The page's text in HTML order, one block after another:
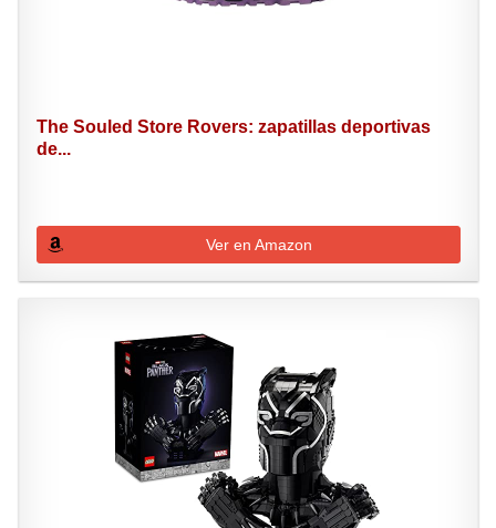
The Souled Store Rovers: zapatillas deportivas
de...
Ver en Amazon